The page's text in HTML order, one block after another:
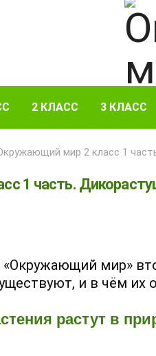
2 КЛАСС 3 КЛАСС
мир 2 класс 1
1 часть.
мир»
и в чём их
растут в